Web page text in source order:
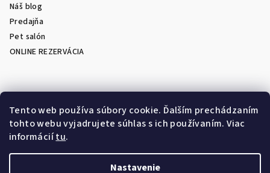
Tento web používa súbory cookie. Ďalším prechádzaním
tohto webu vyjadrujete súhlas s ich používaním. Viac
informáciítu.
Nastavenie
Náš blog
Predajňa
Pet salón
ONLINE REZERVÁCIA
Prijímame online platby